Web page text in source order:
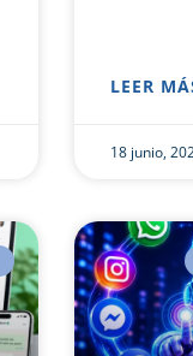
LEER
18 junio,